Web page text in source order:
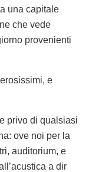
una capitale
che vede
provenienti
e
privo di qualsiasi
ove noi per la
auditorium, e
a dir